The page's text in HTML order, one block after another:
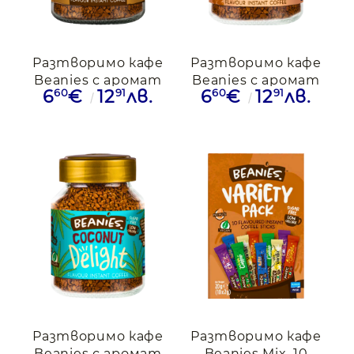
Разтворимо кафе
Beanies с аромат
на капучино, 50гр.
660€ 1291лв.
Разтворимо кафе
Beanies с аромат
на кленов сироп и
660€ 1291лв.
Разтворимо кафе
Разтворимо кафе